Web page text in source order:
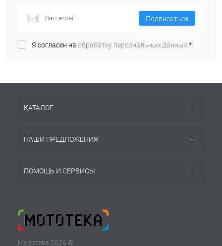
Подписаться
Я согласен на обработку персональных данных.*
КАТАЛОГ
НАШИ ПРЕДЛОЖЕНИЯ
ПОМОЩЬ И СЕРВИСЫ
Мототека 2026 ©